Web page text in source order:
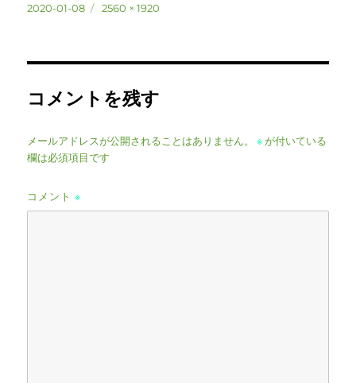
投
2020-01-08
フ
2560 × 1920
コメントを残す
メールアドレスが公開されることはありません。 ※が付いている
欄は必須項目です
コメント※